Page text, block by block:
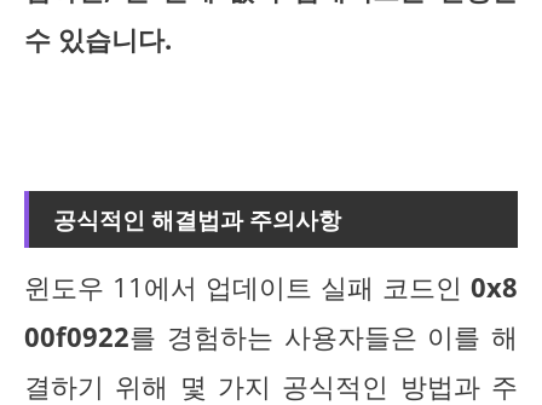
수 있습니다.
공식적인 해결법과 주의사항
윈도우 11에서 업데이트 실패 코드인 0x8
00f0922를 경험하는 사용자들은 이를 해
결하기 위해 몇 가지 공식적인 방법과 주